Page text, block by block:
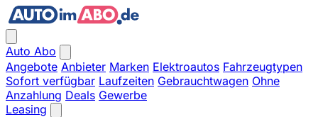
Auto Abo
Angebote Anbieter Marken Elektroautos Fahrzeugtypen
Sofort verfügbar Laufzeiten Gebrauchtwagen Ohne
Anzahlung Deals Gewerbe
Leasing